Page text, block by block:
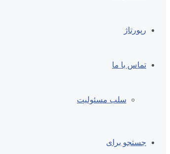
رپورتاژ
تماس با ما
سلب مسئولیت
جستجو برای